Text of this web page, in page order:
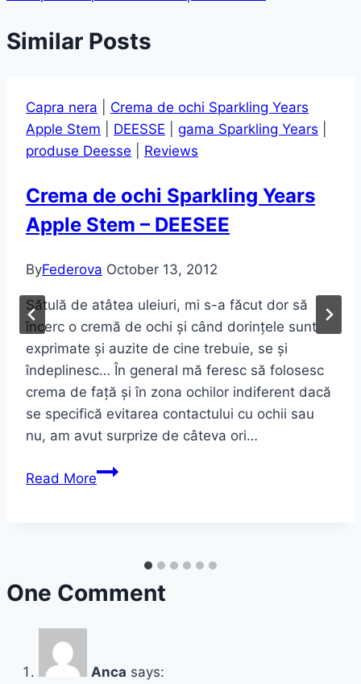
Similar Posts
Capra nera
Crema de ochi Sparkling Years
Apple Stem
DEESSE gama Sparkling Years
produse Deesse
Reviews
Crema de ochi Sparkling Years
Apple Stem – DEESEE
ByFederova October 13, 2012
Sătulă de atâtea uleiuri, mi s-a făcut dor să
încerc o cremă de ochi și când dorințele sunt
exprimate și auzite de cine trebuie, se și
îndeplinesc… În general mă feresc să folosesc
crema de față și în zona ochilor indiferent dacă
se specifică evitarea contactului cu ochii sau
nu, am avut surprize de câteva ori…
Read MoreCrema
Stem
One Comment
Anca says: